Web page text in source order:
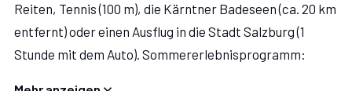
Reiten, Tennis (100 m), die Kärntner Badeseen (ca. 20 km
entfernt) oder einen Ausflug in die Stadt Salzburg (1
Stunde mit dem Auto). Sommererlebnisprogramm: